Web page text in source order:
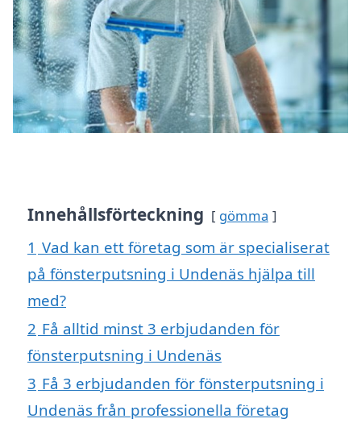
Innehållsförteckning gömma
1 Vad kan ett företag som är specialiserat
på fönsterputsning i Undenäs hjälpa till
med?
2 Få alltid minst 3 erbjudanden för
fönsterputsning i Undenäs
3 Få 3 erbjudanden för fönsterputsning i
Undenäs från professionella företag